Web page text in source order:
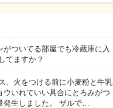
ついてる部屋でも冷蔵庫に入
てますか？
、火をつける前に小麦粉と牛乳
いれていい具合にとろみがつ
発生しました。 ザルで…